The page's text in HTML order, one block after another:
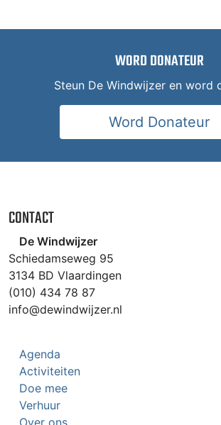
WORD DONATEUR
Steun De Windwijzer en word
Word Donateur
CONTACT
De Windwijzer
Schiedamseweg 95
3134 BD Vlaardingen
(010) 434 78 87
info@dewindwijzer.nl
Agenda
Activiteiten
Doe mee
Verhuur